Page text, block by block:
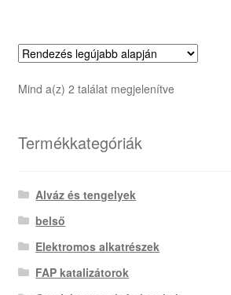
Mind a(z) 2 találat megjelenítveSorted
Termékkategóriák
Alváz és tengelyek
belső
Elektromos alkatrészek
FAP katalizátorok